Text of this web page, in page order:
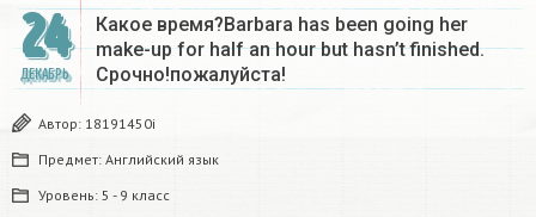
24
ДЕКАБРЬ
Какое время?Barbara has been going her
make-up for half an hour but hasn’t finished.
Срочно!пожалуйста!
Автор: 18191450i
Предмет: Английский язык
Уровень: 5 - 9 класс